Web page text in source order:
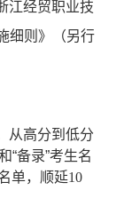
江经贸职业技
细则》（另行
从高分到低分
“备录”考生名
单，顺延10